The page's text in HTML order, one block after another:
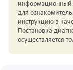
информационный
для
инструкцию в
Постановка
осуществляется